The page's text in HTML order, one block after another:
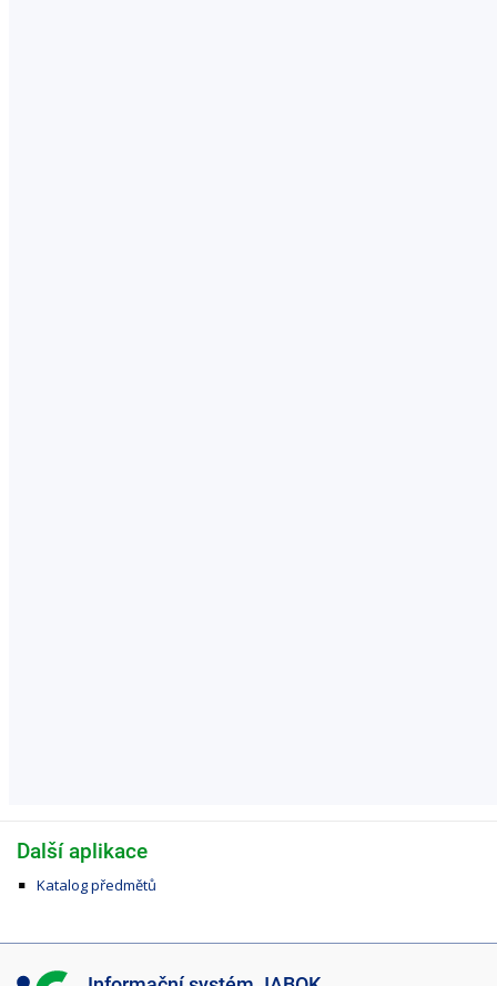
Další aplikace
Katalog předmětů